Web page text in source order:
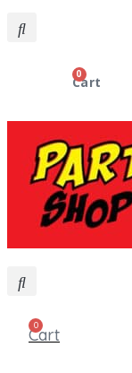
0
Cart
0
Cart